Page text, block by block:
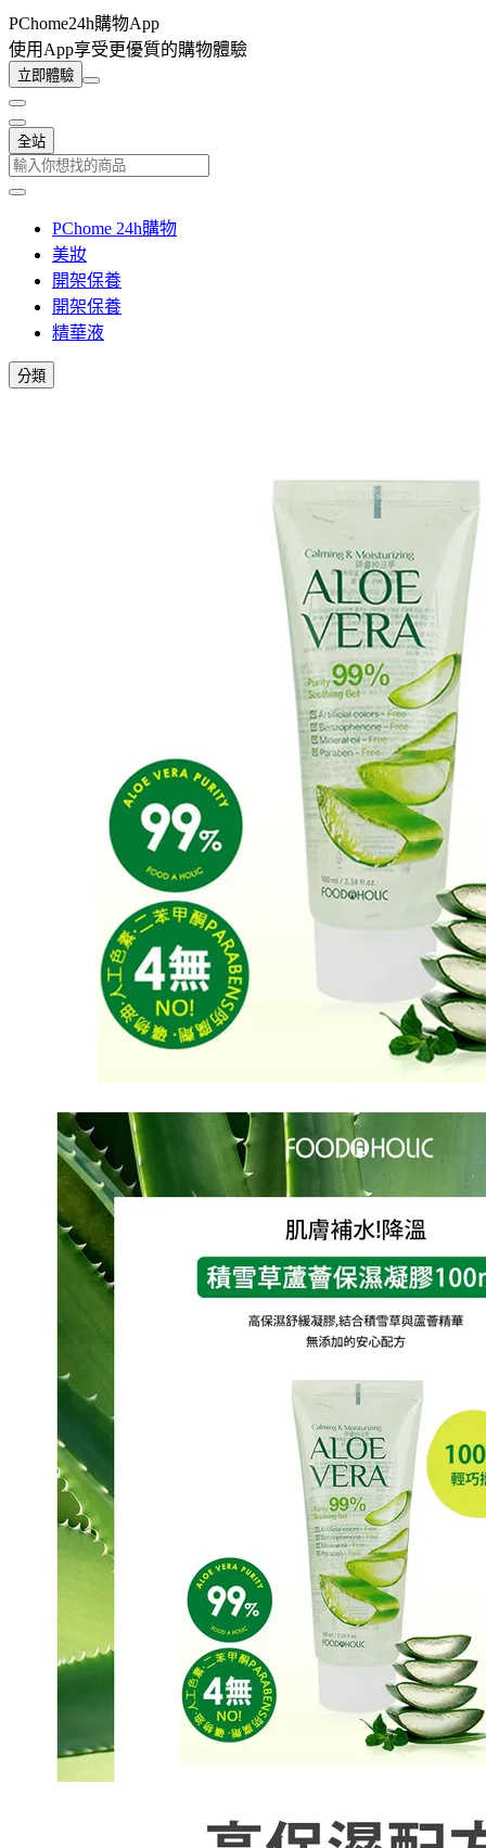
PChome24h購物App
使用App享受更優質的購物體驗
立即體驗
全站
PChome 24h購物
美妝
開架保養
開架保養
精華液
分類